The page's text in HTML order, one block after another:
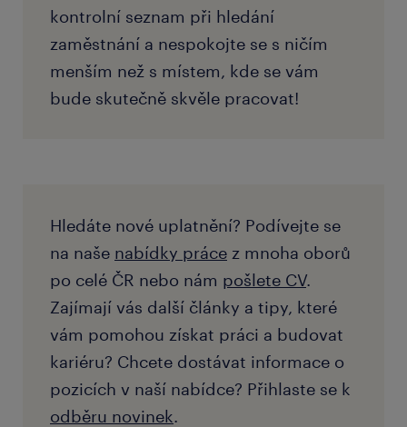
kontrolní seznam při hledání
zaměstnání a nespokojte se s ničím
menším než s místem, kde se vám
bude skutečně skvěle pracovat!
Hledáte nové uplatnění? Podívejte se
na naše nabídky práce z mnoha oborů
po celé ČR nebo nám pošlete CV.
Zajímají vás další články a tipy, které
vám pomohou získat práci a budovat
kariéru? Chcete dostávat informace o
pozicích v naší nabídce? Přihlaste se k
odběru novinek.